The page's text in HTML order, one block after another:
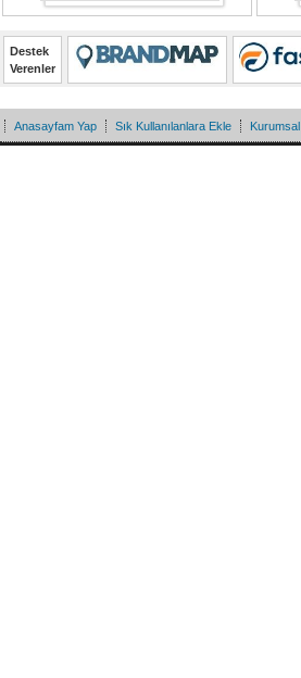
Destek
Verenler
Anasayfam Yap Sık Kullanılanlara Ekle Kurumsal